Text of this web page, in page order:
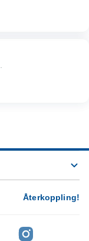
Återkoppling!